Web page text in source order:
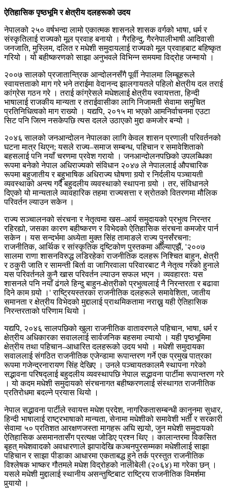
ऐतिहासिक पृष्ठभूमि र क्षेत्रीय दलहरूको उदय
नेपालको २५० वर्षभन्दा लामो एकात्मक शासनले शासक वर्गको भाषा, धर्म र
संस्कृतिलाई राज्यको मूल प्रवाह बनायो । गैरहिन्दु, गैरनेपालीभाषी आदिवासी
जनजाति, मुस्लिम, दलित र मधेशी समुदायलाई राज्यको मूल प्रवाहबाट बहिष्कृत
गरियो । यो बहीष्करणको साझा अनुभवले विभिन्न समयमा विद्रोह जन्मायो ।
२००७ सालको प्रजातान्त्रिक आन्दोलनसँगै पूर्वी नेपालमा लिम्बूहरूले
स्वायत्तताको माग गरे भने तराईमा वेदानन्द झालगायतले पहिलो क्षेत्रीय दल तराई
कांग्रेस गठन गरे । तराई कांग्रेसले मधेशलाई क्षेत्रीय स्वायत्तता, हिन्दी
भाषालाई राजकीय मान्यता र तराईवासीका लागि निजामती सेवामा समुचित
प्रतिनिधित्वको माग राख्यो । यद्यपि, २०१५ मा भएको आमनिर्वाचनमा एउटा
सिट पनि जित्न नसकेपछि त्यस दलले उठाएको मुद्दा कमजोर बन्यो ।
२०४६ सालको जनआन्दोलन नेपालका लागि केवल शासन प्रणाली परिवर्तनको
घटना मात्र थिएन; यसले राज्य–समाज सम्बन्ध, पहिचान र समावेशिताको
बहसलाई पनि नयाँ चरणमा प्रवेश गरायो । जनआन्दोलनपछिको उपलब्धिका
रूपमा बनेको नेपाल अधिराज्यको संविधान २०४७ ले नेपाललाई औपचारिक
रूपमा बहुजातीय र बहुभाषिक अधिराज्य घोषणा गर्‍यो र निर्दलीय पञ्चायती
व्यवस्थाको अन्त्य गर्दै बहुदलीय व्यवस्थाको स्थापना गर्‍यो । तर, संविधानले
दिएको यो मान्यताले व्यावहारिक तहमा राज्यसत्ता र स्रोतको वितरणमा मौलिक
परिवर्तन ल्याउन सकेन ।
राज्य सञ्चालनको संरचना र नेतृत्वमा खस–आर्य समुदायको प्रभुत्व निरन्तर
रहिरह्यो, जसका कारण बहीष्करण र विभेदको ऐतिहासिक संरचना कमजोर पार्न
सकेन । यस सन्दर्भमा अध्येता मुक्त सिंह तामाङले राज्य पुनर्संरचना:
राजनीतिक, आर्थिक र सांस्कृतिक दृष्टिकोण पुस्तकमा औँल्याएझैं, '२००७
सालमा राणा शासनविरुद्ध लडिरहेका राजनीतिक दलहरू निश्चित बाहुन, क्षेत्री
र ठकुरी जाति र सामन्ती बिर्ता वा जागिरवाला परिवारबाट नै नेतृत्व गरेको हुनाले
यस परिवर्तनले कुनै खास परिवर्तन ल्याउन सफल भएन । व्यवहारतः यस
शासनले पनि नयाँ ढंगले हिन्दु बाहुन-क्षेत्रीको प्रभुत्वलाई नै निरन्तरता र बढावा
दिने काम गर्‍यो ।' राष्ट्रियस्तरका राजनीतिक दलहरूले समावेशिता, जातीय
समानता र क्षेत्रीय विभेदको मुद्दालाई प्राथमिकतामा नराख्नु यही ऐतिहासिक
निरन्तरताको परिणाम थियो ।
यद्यपि, २०४६ सालपछिको खुला राजनीतिक वातावरणले पहिचान, भाषा, धर्म र
क्षेत्रीय अधिकारका सवाललाई सार्वजनिक बहसमा ल्यायो । यही पृष्ठभूमिमा
क्षेत्रीय तथा पहिचान–आधारित दलहरूको उदय भयो । मधेशी समुदायका
सवाललाई संगठित राजनीतिक एजेन्डामा रूपान्तरण गर्ने एक प्रमुख पात्रका
रूपमा गजेन्द्रनारायण सिंह देखिए । उनले पञ्चायतकालमै स्थापना गरेको
सद्भावना परिषद्लाई बहुदलीय व्यवस्थापछि नेपाल सद्भावना पार्टीमा रूपान्तरण गरे
। यो कदम मधेशी समुदायको संरचनागत बहीष्करणलाई संस्थागत राजनीतिक
प्रतिरोधमा बदल्ने प्रयास थियो ।
नेपाल सद्भावना पार्टीले स्वायत्त मधेश प्रदेश, नागरिकतासम्बन्धी कानुनमा सुधार,
हिन्दी भाषालाई राष्ट्रभाषाको मान्यता, सेनामा मधेशीको समावेशी भर्ती र सरकारी
सेवामा ५० प्रतिशत आरक्षणजस्ता मागहरू अघि सार्‍यो, जुन मधेशी समुदायको
ऐतिहासिक असमानतासँग प्रत्यक्ष जोडिए प्रश्न थिए । कालान्तरमा विकसित
बृहत् मधेशवादको अवधारणाले झापादेखि कञ्चनपुरसम्मका मधेशीलाई साझा
पहिचान र साझा पीडाका आधारमा एकताबद्ध हुने तर्क प्रस्तुत राजनीतिक
विश्लेषक भाष्कर गौतमले मधेश विद्रोहको नालीबेली (२०६४) मा गरेका छन् ।
यसले मधेशी मुद्दालाई स्थानीय असन्तुष्टिबाट राष्ट्रिय राजनीतिक विमर्शमा
पुर्‍यायो ।